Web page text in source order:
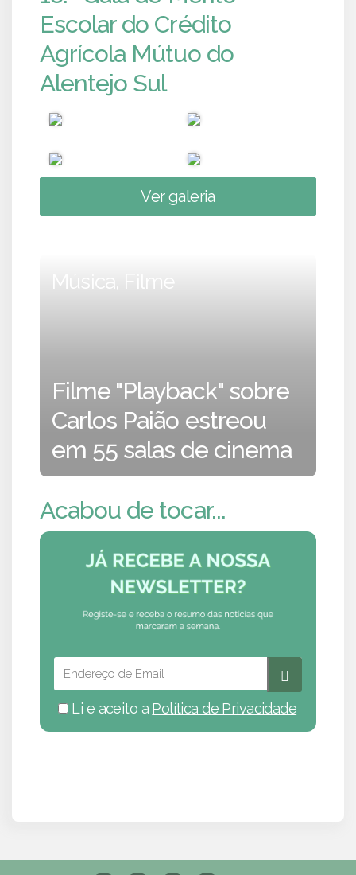
Escolar do Crédito
Agrícola Mútuo do
Alentejo Sul
Ver galeria
Música, Filme
Filme "Playback" sobre
Carlos Paião estreou
em 55 salas de cinema
Acabou de tocar...
Li e aceito a Política de Privacidade